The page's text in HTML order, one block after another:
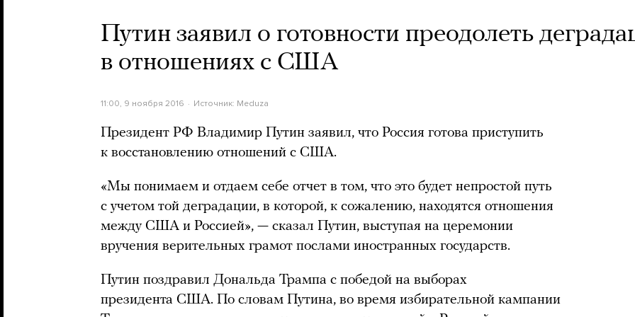
Путин заявил о готовности преодолеть
в отношениях с США
11:00, 9 ноября 2016 Источник: Meduza
Президент РФ Владимир Путин заявил, что Россия готова приступить
к восстановлению отношений с США.
«Мы понимаем и отдаем себе отчет в том, что это будет непростой путь
с учетом той деградации, в которой, к сожалению, находятся отношения
между США и Россией», — сказал Путин, выступая на церемонии
вручения верительных грамот послами иностранных государств.
Путин поздравил Дональда Трампа с победой на выборах
президента США. По словам Путина, во время избирательной кампании